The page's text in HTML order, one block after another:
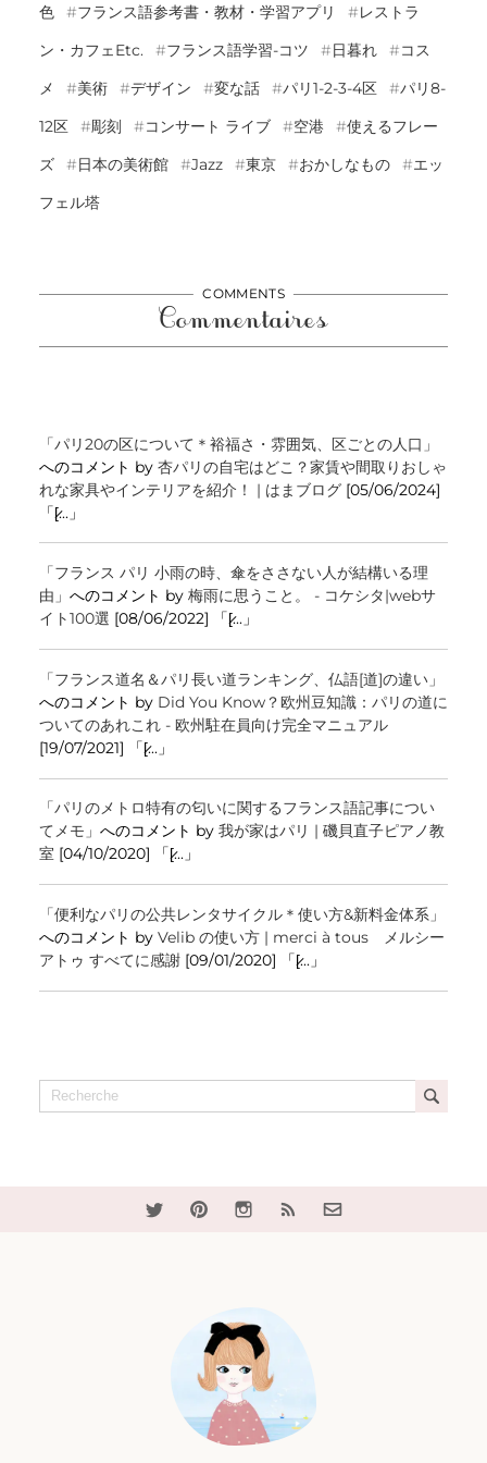
色
フランス語参考書・教材・学習アプリ
レストラ
ン・カフェetc.
フランス語学習-コツ 日暮れ
コス
メ
美術 デザイン 変な話 パリ1-2-3-4区
パリ8-
12区
彫刻 コンサート ライブ 空港
使えるフレー
ズ
日本の美術館 Jazz 東京 おかしなもの
エッ
フェル塔
COMMENTS
Commentaires
「パリ20の区について＊裕福さ・雰囲気、区ごとの人口」
へのコメント by 杏パリの自宅はどこ？家賃や間取りおしゃ
れな家具やインテリアを紹介！ | はまブログ[05/06/2024]
「[̷...」
「フランス パリ 小雨の時、傘をささない人が結構いる理
由」 へのコメント by 梅雨に思うこと。 - コケシタ|webサ
イト100選 [08/06/2022] 「[̷...」
「フランス道名＆パリ長い道ランキング、仏語[道]の違い」
へのコメント by Did You Know？欧州豆知識：パリの道に
ついてのあれこれ - 欧州駐在員向け完全マニュアル
[19/07/2021] 「[̷...」
「パリのメトロ特有の匂いに関するフランス語記事につい
てメモ」 へのコメント by 我が家はパリ | 磯貝直子ピアノ教
室 [04/10/2020] 「[̷...」
「便利なパリの公共レンタサイクル＊使い方&新料金体系」
へのコメント by Velib の使い方 | merci à tous メルシー
アトゥ すべてに感謝[09/01/2020] 「[̷...」